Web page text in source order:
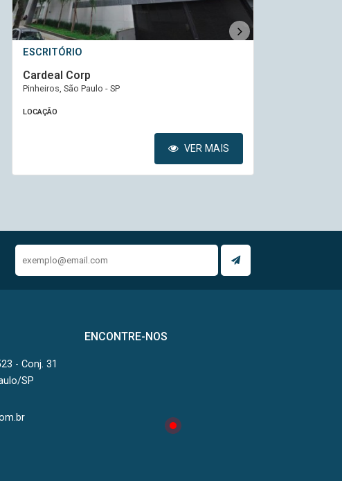
ESCRITÓRIO
Cardeal Corp
Pinheiros, São Paulo - SP
LOCAÇÃO
VER MAIS
- Conj. 31
SP
ENCONTRE-NOS